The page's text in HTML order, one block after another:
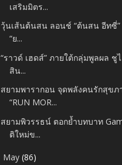
เสริมมิตร...
วุ้นเส้นต้นสน ลอนช์ “ต้นสน อีทซี่
“ย...
“ราวด์ เฮดส์” ภายใต้กลุ่มพูลผล ชู
สิน...
สยามพารากอน จุดพลังคนรักสุขภ
“RUN MOR...
สยามพิวรรธน์ ตอกย้ำบทบาท
ติใหม่ข...
May(86)